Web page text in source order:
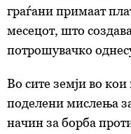
граѓани примаат
месецот, што
потрошувачко
Во сите земји во кои
поделени мислења
начин за борба